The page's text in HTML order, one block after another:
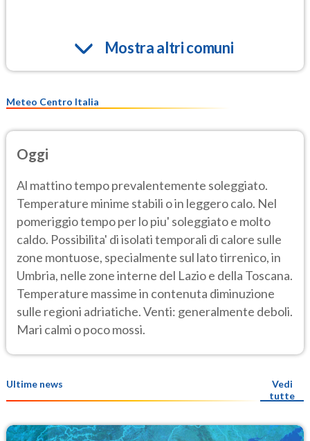
Mostra altri comuni
Meteo Centro Italia
Oggi
Al mattino tempo prevalentemente soleggiato.
Temperature minime stabili o in leggero calo. Nel
pomeriggio tempo per lo piu' soleggiato e molto
caldo. Possibilita' di isolati temporali di calore sulle
zone montuose, specialmente sul lato tirrenico, in
Umbria, nelle zone interne del Lazio e della Toscana.
Temperature massime in contenuta diminuzione
sulle regioni adriatiche. Venti: generalmente deboli.
Mari calmi o poco mossi.
Ultime news
Vedi
tutte